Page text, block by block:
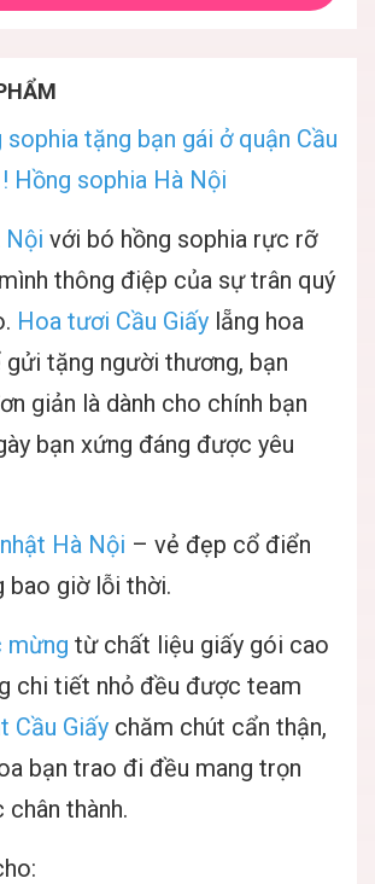
sophia tặng bạn gái ở quận Cầu
Hồng sophia Hà Nội
Nội với bó hồng sophia rực rỡ
thông điệp của sự trân quý
Hoa tươi Cầu Giấy lẵng hoa
gửi tặng người thương, bạn
giản là dành cho chính bạn
bạn xứng đáng được yêu
Hà Nội – vẻ đẹp cổ điển
bao giờ lỗi thời.
mừng từ chất liệu giấy gói cao
chi tiết nhỏ đều được team
Cầu Giấy chăm chút cẩn thận,
bạn trao đi đều mang trọn
thành.